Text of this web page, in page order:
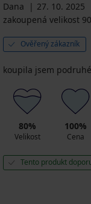
Dana
27. 10. 2025
zakoupená velikost
Ověřený zákazník
koupila jsem
80%
Velikost
100%
Cena
Tento produkt